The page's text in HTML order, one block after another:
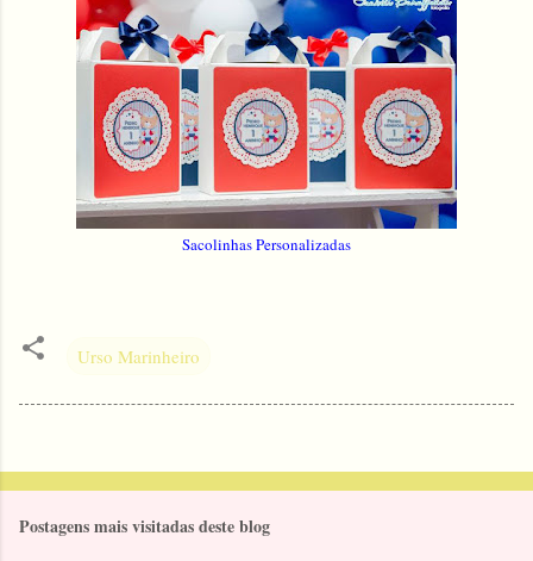
Sacolinhas Personalizadas
Urso Marinheiro
Postagens mais visitadas deste blog